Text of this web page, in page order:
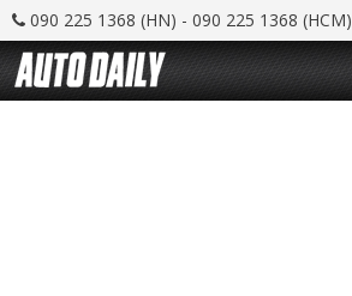
090 225 1368 (HN) - 090 225 1368 (HCM)